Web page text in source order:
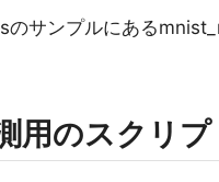
のサンプルにある
用のスクリ